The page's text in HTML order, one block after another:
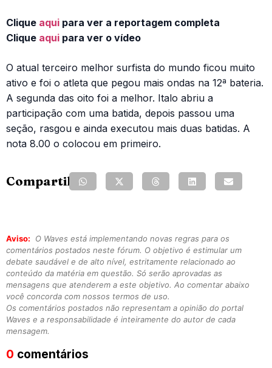
Clique aqui para ver a reportagem completa
Clique aqui para ver o vídeo
O atual terceiro melhor surfista do mundo ficou muito
ativo e foi o atleta que pegou mais ondas na 12ª bateria.
A segunda das oito foi a melhor. Italo abriu a
participação com uma batida, depois passou uma
seção, rasgou e ainda executou mais duas batidas. A
nota 8.00 o colocou em primeiro.
Compartilhe:
Aviso:
O Waves está implementando novas regras para os
comentários postados neste fórum. O objetivo é estimular um
debate saudável e de alto nível, estritamente relacionado ao
conteúdo da matéria em questão. Só serão aprovadas as
mensagens que atenderem a este objetivo. Ao comentar abaixo
você concorda com nossos termos de uso.
Os comentários postados não representam a opinião do portal
Waves e a responsabilidade é inteiramente do autor de cada
mensagem.
0 comentários